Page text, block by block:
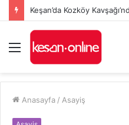
Keşan’da Kozköy
Menü
Anasayfa / Asayiş